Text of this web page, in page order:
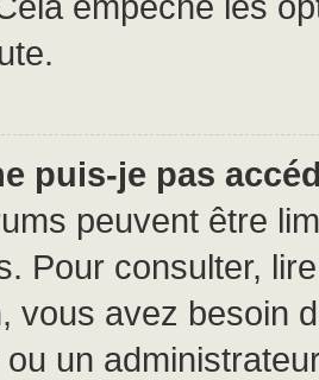
puis-je pas
peuvent être
Pour consulter,
vous avez besoin
un